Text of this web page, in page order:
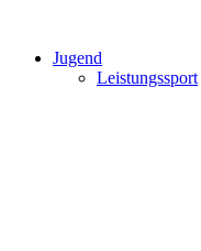
Jugend
Leistungssport